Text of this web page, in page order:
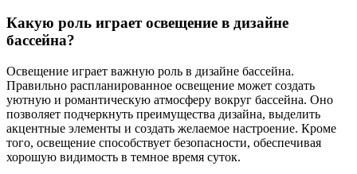
Какую роль играет освещение в дизайне
бассейна?
Освещение играет важную роль в дизайне бассейна.
Правильно распланированное освещение может создать
уютную и романтическую атмосферу вокруг бассейна. Оно
позволяет подчеркнуть преимущества дизайна, выделить
акцентные элементы и создать желаемое настроение. Кроме
того, освещение способствует безопасности, обеспечивая
хорошую видимость в темное время суток.